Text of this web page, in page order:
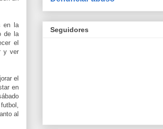
en la
de la
el
y ver
el
en
al
Seguidores